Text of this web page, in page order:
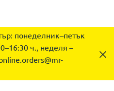
понеделник–петък
ч., неделя –